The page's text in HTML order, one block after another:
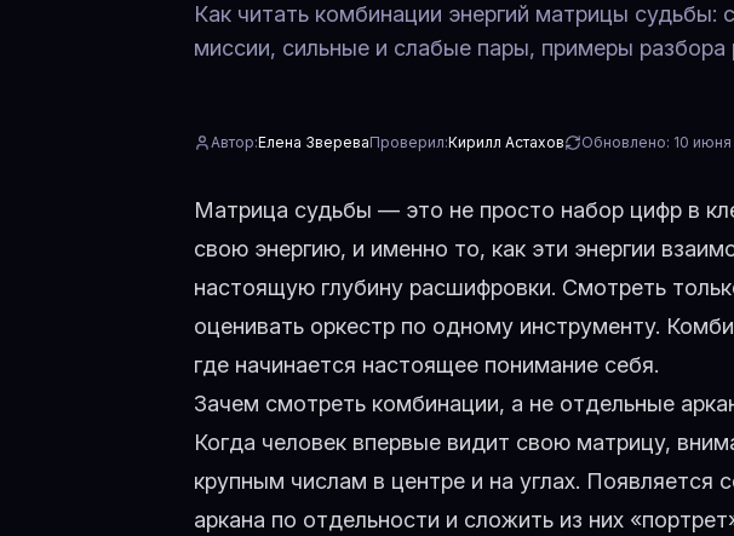
Как читать комбинации энергий матрицы судьбы:
миссии, сильные и слабые пары, примеры разбора
Автор:Елена ЗвереваПроверил:Кирилл Астахов Обновлено: 10 июня
Матрица судьбы — это не просто набор цифр в
свою энергию, и именно то, как эти энергии
настоящую глубину расшифровки. Смотреть
оценивать оркестр по одному инструменту.
где начинается настоящее понимание себя.
Зачем смотреть комбинации, а не отдельные
Когда человек впервые видит свою матрицу,
крупным числам в центре и на углах. Появляется
аркана по отдельности и сложить из них